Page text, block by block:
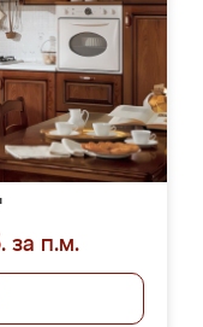
за п.м.